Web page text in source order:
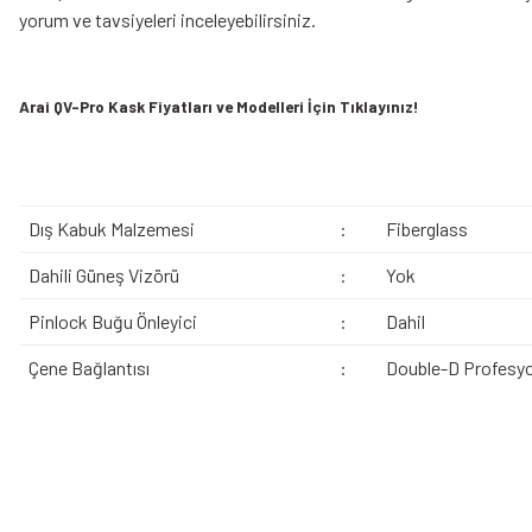
yorum ve tavsiyeleri inceleyebilirsiniz.
Arai QV-Pro Kask Fiyatları ve Modelleri İçin Tıklayınız!
Dış Kabuk Malzemesi : Fiberglass
Dahili Güneş Vizörü : Yok
Pinlock Buğu Önleyici : Dahil
Çene Bağlantısı : Double-D